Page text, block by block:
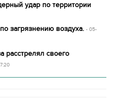
удар по территории
загрязнению воздуха. - 05-
расстрелял своего